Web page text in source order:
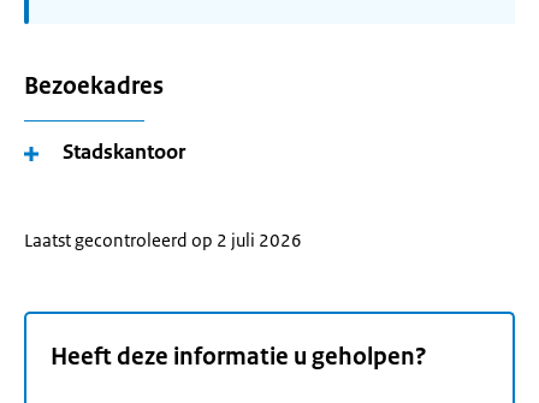
Bezoekadres
Stadskantoor
Laatst gecontroleerd op 2 juli 2026
Heeft deze informatie u geholpen?